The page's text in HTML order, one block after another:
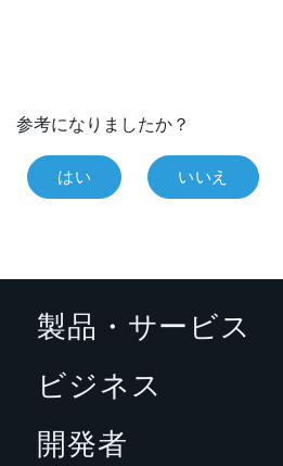
参考になりましたか？
はい いいえ
製品・サービス
ビジネス
開発者